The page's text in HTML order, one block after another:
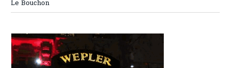
Le Bouchon